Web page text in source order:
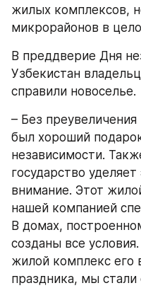
жилых комплексов,
микрорайонов в
В преддверие Дня
Узбекистан
справили новоселье.
– Без
был хороший
независимости.
государство
внимание. Этот
нашей компанией
В домах,
созданы все
жилой комплекс его
праздника, мы